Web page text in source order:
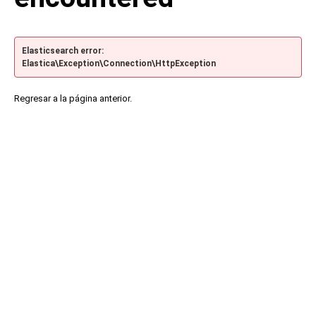
Elasticsearch error:
Elastica\Exception\Connection\HttpException
Regresar a la página anterior.